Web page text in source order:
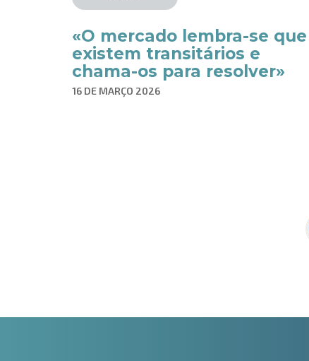
«O mercado lembra-se que
existem transitários e
chama-os para resolver»
16 DE MARÇO 2026